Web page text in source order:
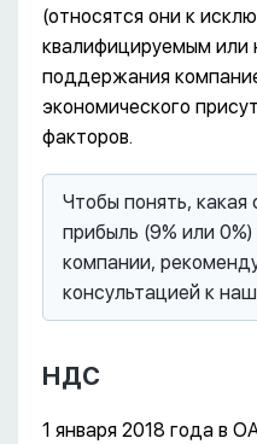
(относятся они к
квалифицируемым или
поддержания
экономического
факторов.
Чтобы понять, какая
прибыль (9% или
компании,
консультацией к
НДС
1 января 2018 года в